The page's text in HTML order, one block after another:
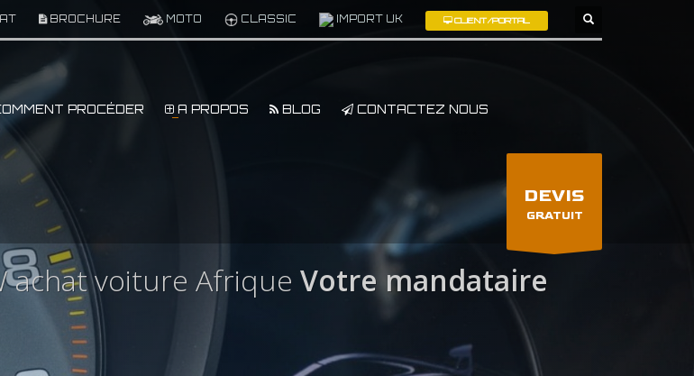
BROCHURE MOTO CLASSIC IMPORT UK CLIENT/PORTAL
PROCÉDER A PROPOS BLOG CONTACTEZ NOUS
DEVIS
GRATUIT
achat voiture Afrique Votre mandataire